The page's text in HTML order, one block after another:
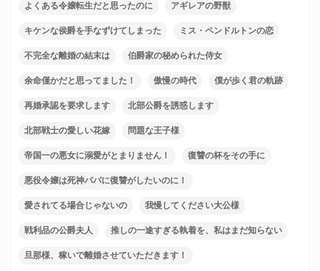
よくある令嬢転生だと思ったのに アギレアの野獣
キケンな侯爵を手なずけてしまった ミス・ペンドルトンの恋
不完全な離婚の結末は 伯爵家の秘められた侍女
余命僅かだと思ってました！ 傲慢の時代 僕が歩く君の軌跡
再婚承認を要求します 北部公爵を誘惑します
北部戦士の愛しい花嫁 問題な王子様
帝国一の悪女に溺愛がとまりません！ 復讐の杯をその手に
悪役令嬢は死神パパに復讐がしたいのに！
愛されてる場合じゃないの 我慢してください大公様
戦利品の公爵夫人 推しの一途すぎる執着を、私はまだ知らない
旦那様、稼いで離婚させていただきます！